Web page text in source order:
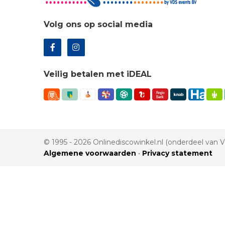
Volg ons op social media
Veilig betalen met iDEAL
© 1995 - 2026 Onlinediscowinkel.nl (onderdeel van
Algemene voorwaarden • Privacy statement